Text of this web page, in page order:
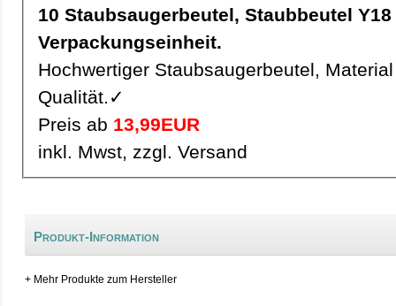
10 Staubsaugerbeutel, Staubbeutel Y18 pro
Verpackungseinheit.
Hochwertiger Staubsaugerbeutel,
Qualität.✓
Preis ab 13,99EUR
inkl. Mwst, zzgl. Versand
Produkt-Information
+ Mehr Produkte zum Hersteller